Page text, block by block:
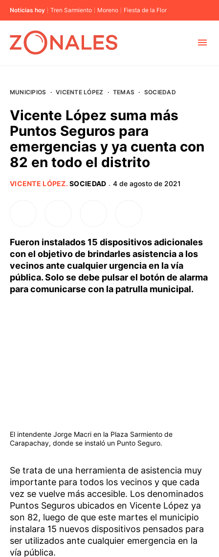
Noticias hoy Tren Sarmiento Moreno Fiesta de la Flor
BUENOS AIRES
PROVINCIAS
MUNICIPIOS · VICENTE LÓPEZ · TEMAS · SOCIEDAD
Vicente López suma más
Puntos Seguros para
emergencias y ya cuenta con
82 en todo el distrito
VICENTE LÓPEZ.SOCIEDAD · 4 de agosto de 2021
Fueron instalados 15 dispositivos adicionales
con el objetivo de brindarles asistencia a los
vecinos ante cualquier urgencia en la vía
pública. Solo se debe pulsar el botón de alarma
para comunicarse con la patrulla municipal.
El intendente Jorge Macri en la Plaza Sarmiento de
Carapachay, donde se instaló un Punto Seguro.
Se trata de una herramienta de asistencia muy
importante para todos los vecinos y que cada
vez se vuelve más accesible. Los denominados
Puntos Seguros ubicados en Vicente López ya
son 82, luego de que este martes el municipio
instalara 15 nuevos dispositivos pensados para
ser utilizados ante cualquier emergencia en la
vía pública.